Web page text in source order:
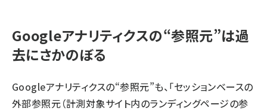
Googleアナリティクスの“参照元”は過
去にさかのぼる
Googleアナリティクスの“参照元”も、「セッションベースの
外部参照元（計測対象サイト内のランディングページの参